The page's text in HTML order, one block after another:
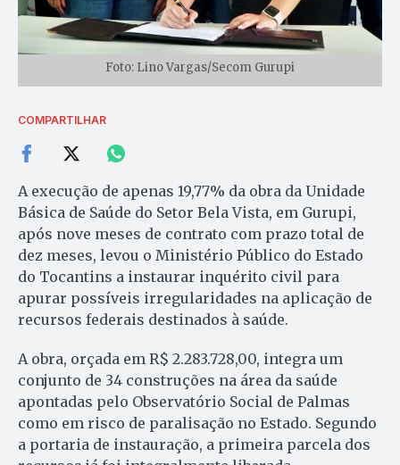
Foto: Lino Vargas/Secom Gurupi
COMPARTILHAR
A execução de apenas 19,77% da obra da Unidade
Básica de Saúde do Setor Bela Vista, em Gurupi,
após nove meses de contrato com prazo total de
dez meses, levou o Ministério Público do Estado
do Tocantins a instaurar inquérito civil para
apurar possíveis irregularidades na aplicação de
recursos federais destinados à saúde.
A obra, orçada em R$ 2.283.728,00, integra um
conjunto de 34 construções na área da saúde
apontadas pelo Observatório Social de Palmas
como em risco de paralisação no Estado. Segundo
a portaria de instauração, a primeira parcela dos